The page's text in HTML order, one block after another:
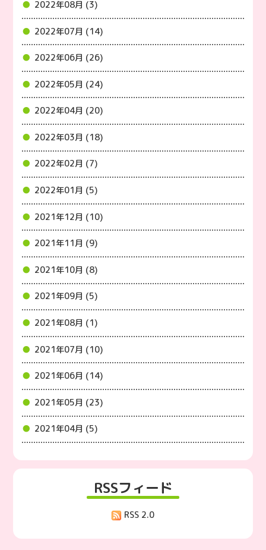
2022年08月 (3)
2022年07月 (14)
2022年06月 (26)
2022年05月 (24)
2022年04月 (20)
2022年03月 (18)
2022年02月 (7)
2022年01月 (5)
2021年12月 (10)
2021年11月 (9)
2021年10月 (8)
2021年09月 (5)
2021年08月 (1)
2021年07月 (10)
2021年06月 (14)
2021年05月 (23)
2021年04月 (5)
RSSフィード
RSS 2.0